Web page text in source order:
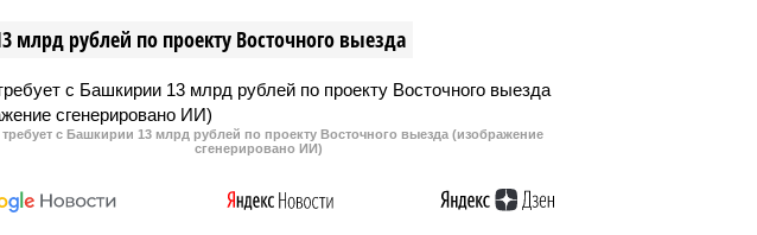
млрд рублей по проекту Восточного выезда
с Башкирии 13 млрд рублей по проекту Восточного выезда (изображение
сгенерировано ИИ)